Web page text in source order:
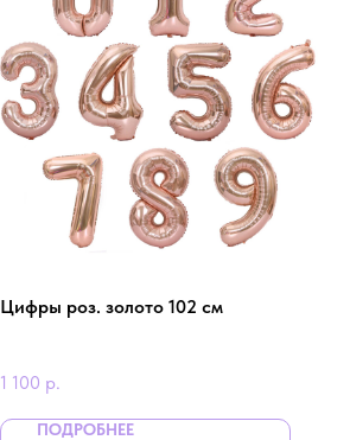
Цифры роз. золото 102 см
1 100 р.
ПОДРОБНЕЕ